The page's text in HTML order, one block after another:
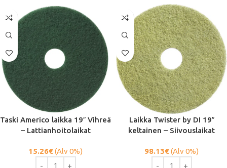
Taski Americo laikka 19″ Vihreä
– Lattianhoitolaikat
15.26€(Alv 0%)
Laikka Twister by DI 19″
keltainen – Siivouslaikat
98.13€(Alv 0%)